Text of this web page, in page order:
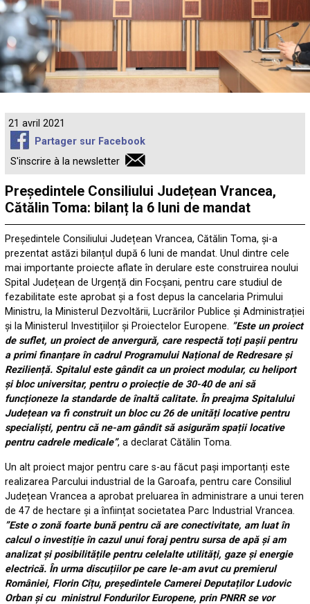
21 avril 2021
Partager sur Facebook
S'inscrire à la newsletter
Președintele Consiliului Județean Vrancea,
Cătălin Toma: bilanț la 6 luni de mandat
Președintele Consiliului Județean Vrancea, Cătălin Toma, și-a
prezentat astăzi bilanțul după 6 luni de mandat. Unul dintre cele
mai importante proiecte aflate în derulare este construirea noului
Spital Județean de Urgență din Focșani, pentru care studiul de
fezabilitate este aprobat și a fost depus la cancelaria Primului
Ministru, la Ministerul Dezvoltării, Lucrărilor Publice și Administrației
și la Ministerul Investițiilor și Proiectelor Europene. ”Este un proiect
de suflet, un proiect de anvergură, care respectă toți pașii pentru
a primi finanțare în cadrul Programului Național de Redresare și
Reziliență. Spitalul este gândit ca un proiect modular, cu heliport
și bloc universitar, pentru o proiecție de 30-40 de ani să
funcționeze la standarde de înaltă calitate. În preajma Spitalului
Județean va fi construit un bloc cu 26 de unități locative pentru
specialiști, pentru că ne-am gândit să asigurăm spații locative
pentru cadrele medicale”, a declarat Cătălin Toma.
Un alt proiect major pentru care s-au făcut pași importanți este
realizarea Parcului industrial de la Garoafa, pentru care Consiliul
Județean Vrancea a aprobat preluarea în administrare a unui teren
de 47 de hectare și a înființat societatea Parc Industrial Vrancea.
”Este o zonă foarte bună pentru că are conectivitate, am luat în
calcul o investiție în cazul unui foraj pentru sursa de apă și am
analizat și posibilitățile pentru celelalte utilități, gaze și energie
electrică. În urma discuțiilor pe care le-am avut cu premierul
României, Florin Cîțu, președintele Camerei Deputaților Ludovic
Orban și cu ministrul Fondurilor Europene, prin PNRR se vor